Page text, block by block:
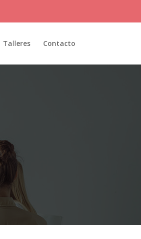
Talleres Contacto